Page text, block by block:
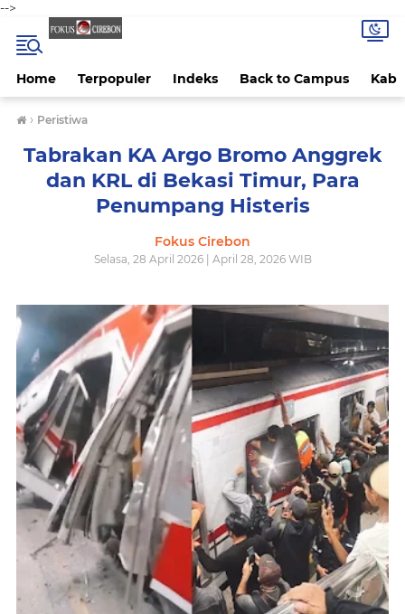
-->
Home Terpopuler Indeks Back to Campus Kab
› Peristiwa
Tabrakan KA Argo Bromo Anggrek
dan KRL di Bekasi Timur, Para
Penumpang Histeris
Fokus Cirebon
Selasa, 28 April 2026 | April 28, 2026 WIB